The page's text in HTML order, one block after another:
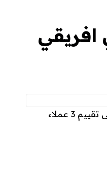
3 عملاء